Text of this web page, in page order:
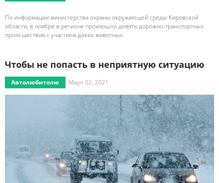
По информации министерства охраны окружающей среды Кировской
области, в ноябре в регионе произошло девять дорожно-транспортных
происшествия с участием диких животных.
Чтобы не попасть в неприятную ситуацию
Автолюбителю Март 02, 2021